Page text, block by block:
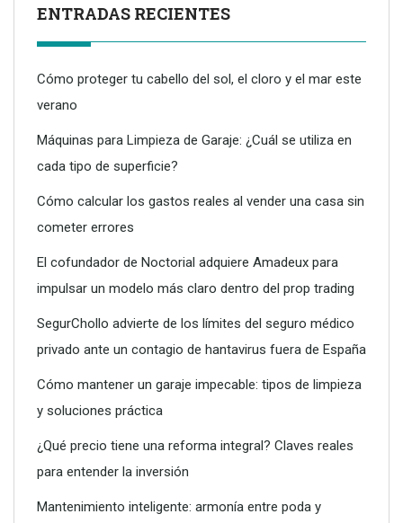
Dreame advierte: no todos los purificadores de aire son
eficaces contra la alergia
Conoce todos los servicios que puede ofrecerte un vivero
ENTRADAS RECIENTES
Cómo proteger tu cabello del sol, el cloro y el mar este
verano
Máquinas para Limpieza de Garaje: ¿Cuál se utiliza en
cada tipo de superficie?
Cómo calcular los gastos reales al vender una casa sin
cometer errores
El cofundador de Noctorial adquiere Amadeux para
impulsar un modelo más claro dentro del prop trading
SegurChollo advierte de los límites del seguro médico
privado ante un contagio de hantavirus fuera de España
Cómo mantener un garaje impecable: tipos de limpieza
y soluciones práctica
¿Qué precio tiene una reforma integral? Claves reales
para entender la inversión
Mantenimiento inteligente: armonía entre poda y